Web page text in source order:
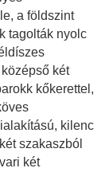
a földszint
tagolták nyolc
két
kőkerettel,
kilenc
szakaszból
két